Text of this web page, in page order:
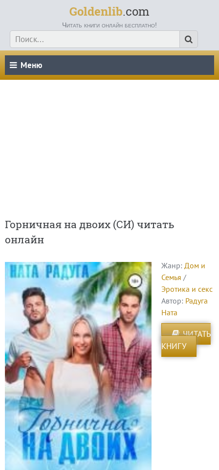
Goldenlib.com
Читать книги онлайн бесплатно!
Меню
Горничная на двоих (СИ) читать
онлайн
Жанр: Дом и
Семья /
Эротика и секс
Автор: Радуга
Ната
ЧИТАТЬ
КНИГУ